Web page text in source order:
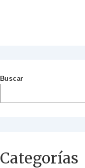
Buscar
Categorías